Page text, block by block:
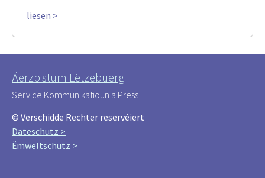
liesen >
Äerzbistum Lëtzebuerg
Service Kommunikatioun a Press
© Verschidde Rechter reservéiert
Dateschutz >
Ëmweltschutz >